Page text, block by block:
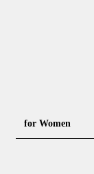
for Women